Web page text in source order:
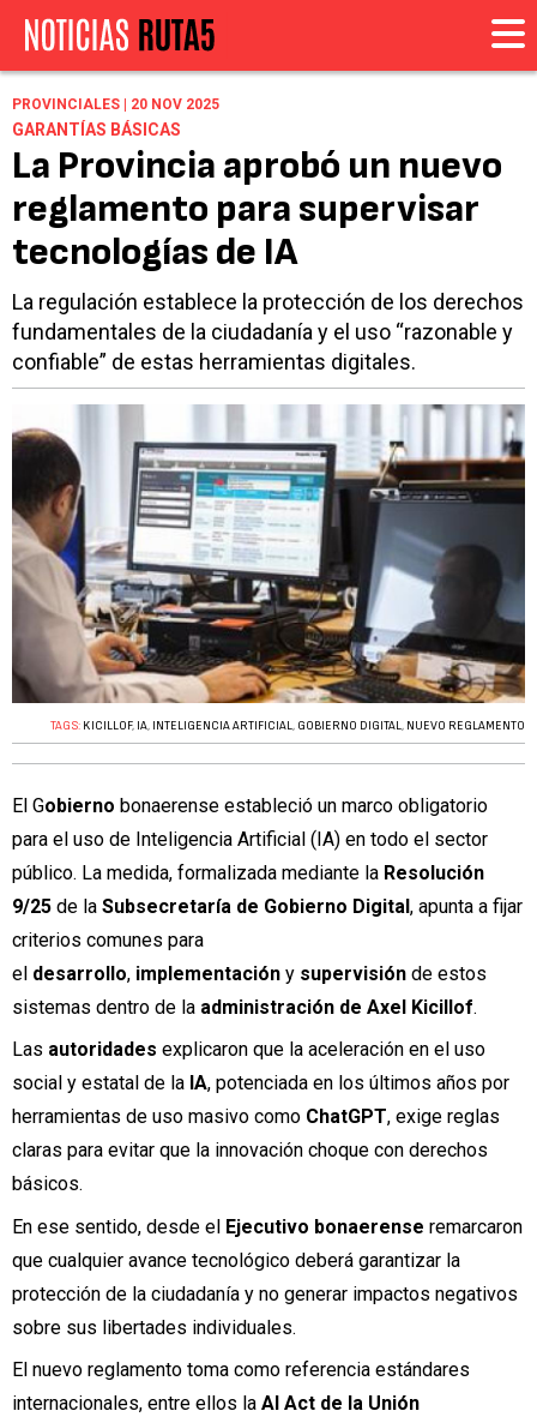
PROVINCIALES | 20 NOV 2025
GARANTÍAS BÁSICAS
La Provincia aprobó un nuevo
reglamento para supervisar
tecnologías de IA
La regulación establece la protección de los derechos
fundamentales de la ciudadanía y el uso “razonable y
confiable” de estas herramientas digitales.
TAGS: KICILLOF, IA, INTELIGENCIA ARTIFICIAL, GOBIERNO DIGITAL, NUEVO REGLAMENTO
El Gobierno bonaerense estableció un marco obligatorio
para el uso de Inteligencia Artificial (IA) en todo el sector
público. La medida, formalizada mediante la Resolución
9/25 de la Subsecretaría de Gobierno Digital , apunta a fijar
criterios comunes para
el desarrollo, implementación y supervisión de estos
sistemas dentro de la administración de Axel Kicillof.
Las autoridades explicaron que la aceleración en el uso
social y estatal de la IA, potenciada en los últimos años por
herramientas de uso masivo como ChatGPT, exige reglas
claras para evitar que la innovación choque con derechos
básicos.
En ese sentido, desde el Ejecutivo bonaerense remarcaron
que cualquier avance tecnológico deberá garantizar la
protección de la ciudadanía y no generar impactos negativos
sobre sus libertades individuales.
El nuevo reglamento toma como referencia estándares
internacionales, entre ellos la AI Act de la Unión